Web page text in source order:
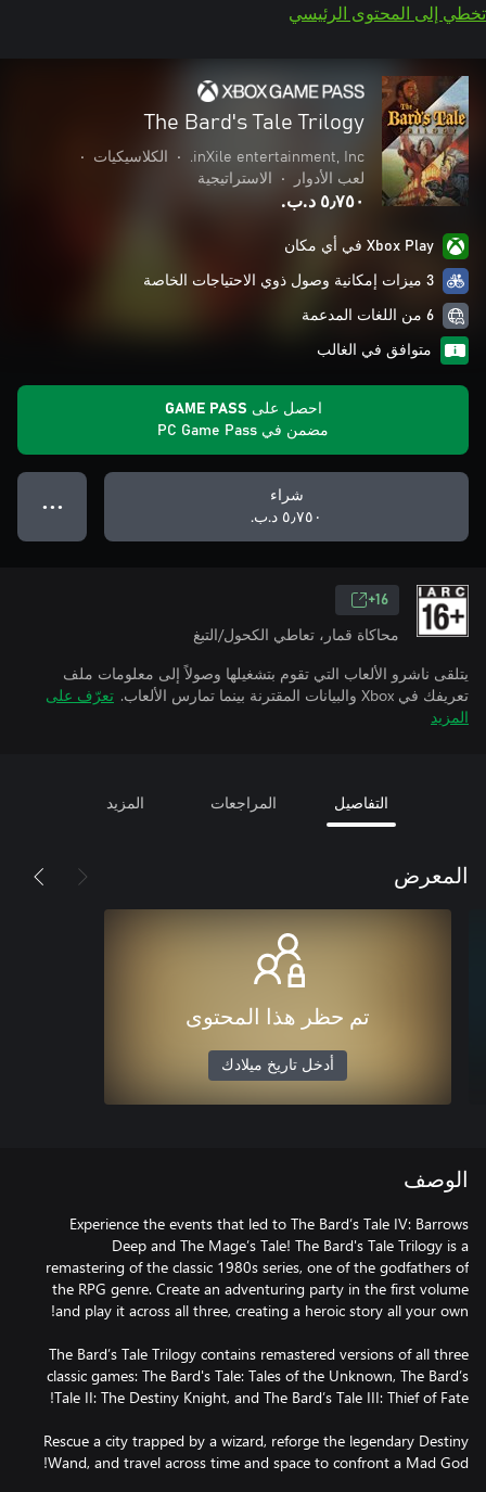
تخطي إلى المحتوى الرئيسي
The Bard's Tale Trilogy
inXile entertainment, Inc.
• الكلاسيكيات
•
لعب الأدوار
• الاستراتيجية
٥٫٧٥٠ د.ب.‏
Xbox Play في أي مكان
3 ميزات إمكانية وصول ذوي الاحتياجات الخاصة
6 من اللغات المدعمة
متوافق في الغالب
احصل على GAME PASS
مضمن في PC Game Pass
شراء
٥٫٧٥٠ د.ب.‏
● ● ●
16+
محاكاة قمار، تعاطي الكحول/التبغ
يتلقى ناشرو الألعاب التي تقوم بتشغيلها وصولاً إلى معلومات ملف
تعريفك في Xbox والبيانات المقترنة بينما تمارس الألعاب.
تعرّف على
المزيد
التفاصيل المراجعات المزيد
المعرض
تم حظر هذا المحتوى
أدخل تاريخ ميلادك
الوصف
Experience the events that led to The Bard’s Tale IV: Barrows
Deep and The Mage’s Tale! The Bard's Tale Trilogy is a
remastering of the classic 1980s series, one of the godfathers of
the RPG genre. Create an adventuring party in the first volume
The Bard’s Tale Trilogy contains remastered versions of all three
classic games: The Bard's Tale: Tales of the Unknown, The Bard’s
Rescue a city trapped by a wizard, reforge the legendary Destiny